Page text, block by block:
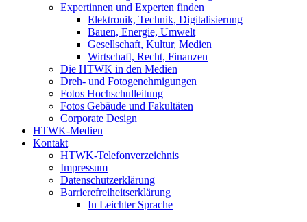
Expertinnen und Experten finden
Elektronik, Technik, Digitalisierung
Bauen, Energie, Umwelt
Gesellschaft, Kultur, Medien
Wirtschaft, Recht, Finanzen
Die HTWK in den Medien
Dreh- und Fotogenehmigungen
Fotos Hochschulleitung
Fotos Gebäude und Fakultäten
Corporate Design
HTWK-Medien
Kontakt
HTWK-Telefonverzeichnis
Impressum
Datenschutzerklärung
Barrierefreiheitserklärung
In Leichter Sprache